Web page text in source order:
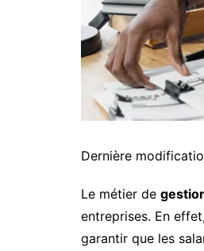
Dernière
Le métier de
entreprises. En
garantir que les